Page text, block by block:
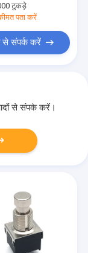
टुकड़े
पता करें
संपर्क करें
से संपर्क करें।